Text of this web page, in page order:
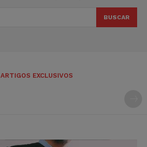
BUSCAR
ARTIGOS EXCLUSIVOS